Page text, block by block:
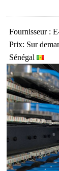
Fournisseur :
Prix: Sur
Sénégal